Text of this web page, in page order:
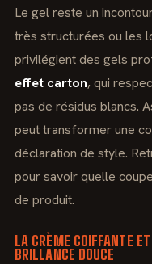
Le gel reste un
très structurées ou les
privilégient des gels
effet carton, qui
pas de résidus blancs.
peut transformer une
déclaration de style.
pour savoir quelle
de produit.
LA CRÈME COIFFANTE
BRILLANCE DOUCE